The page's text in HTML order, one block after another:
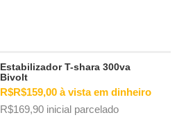
Estabilizador T-shara 300va
Bivolt
R$R$159,00 à vista em dinheiro
R$169,90 inicial parcelado